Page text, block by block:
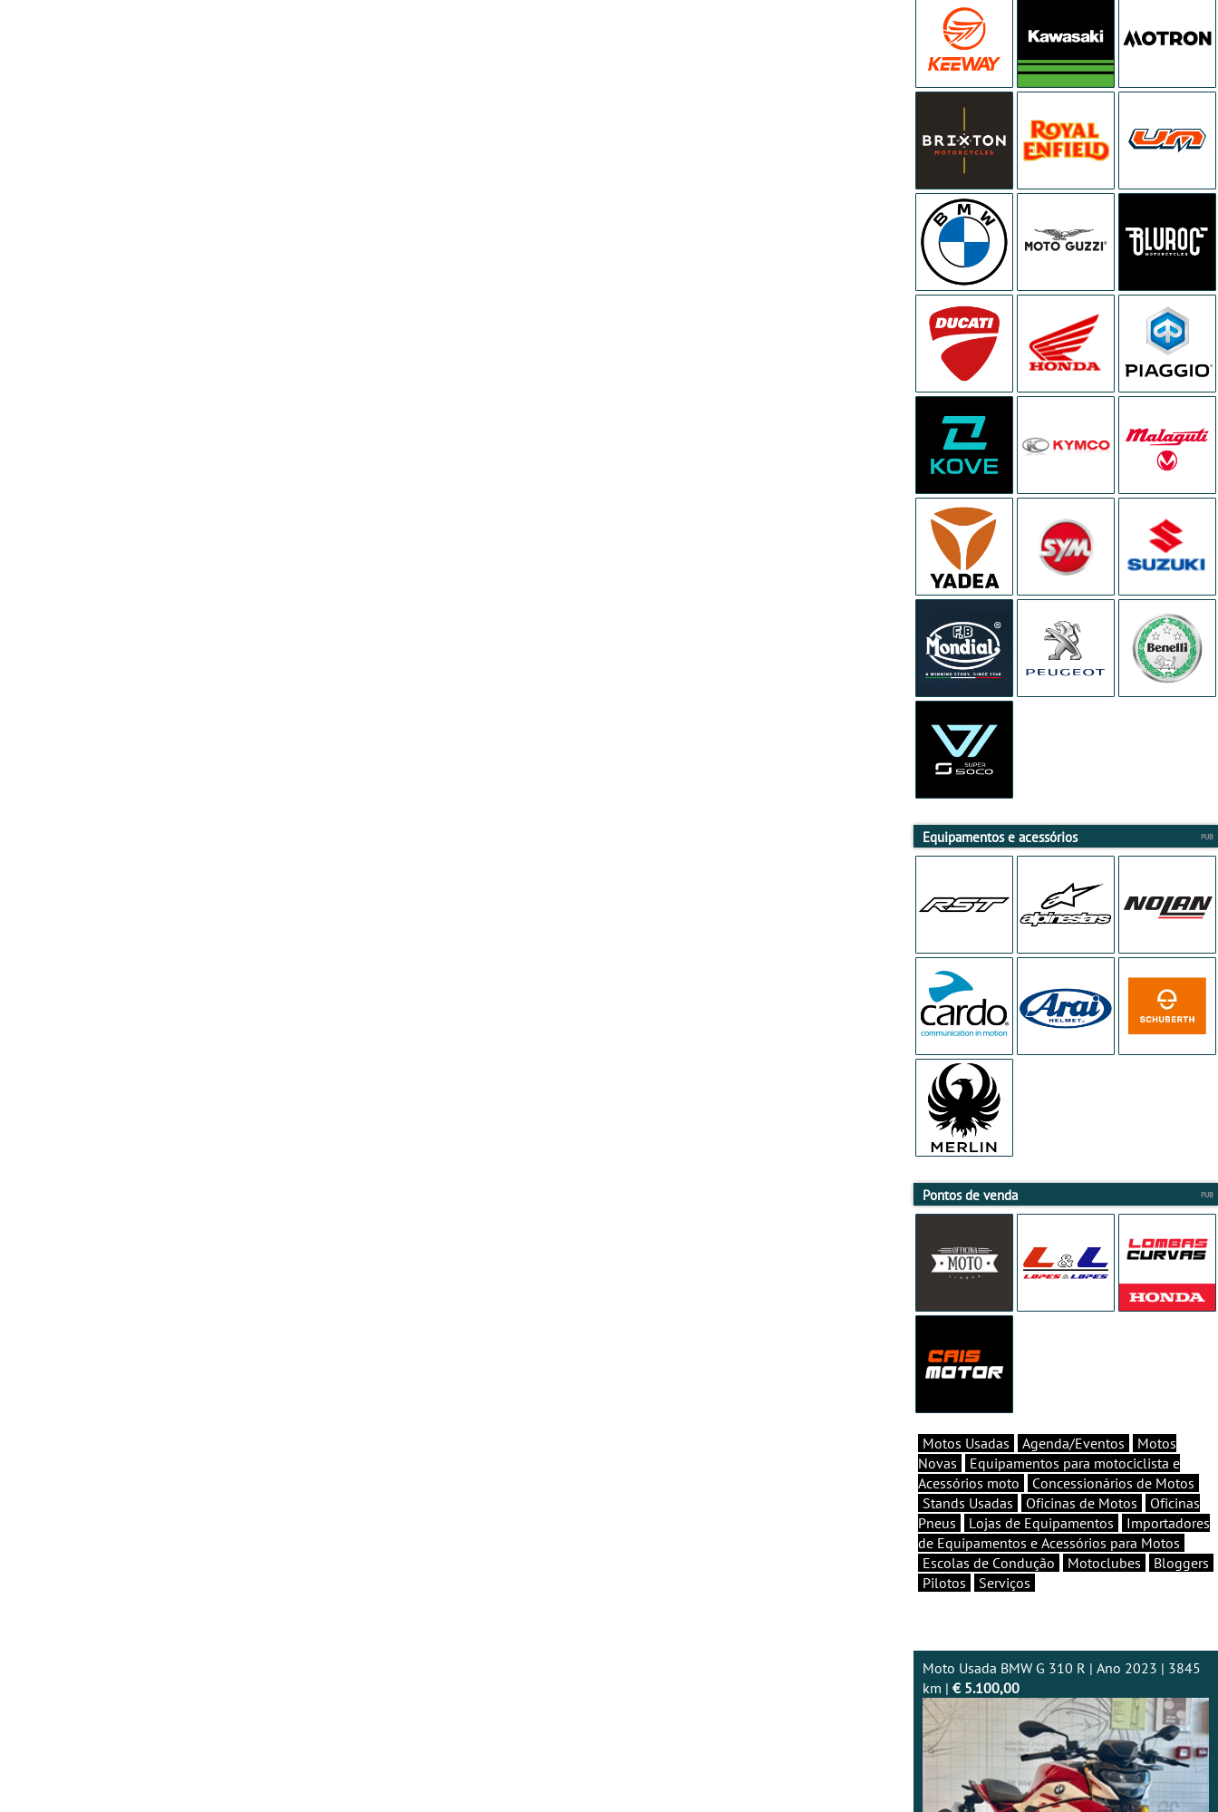
Equipamentos e acessórios
Pontos de venda
Motos Usadas Agenda/Eventos
Motos
Novas
Equipamentos para motociclista e
Acessórios moto
Concessionários de Motos
Stands Usadas
Oficinas de Motos
Oficinas
Pneus
Lojas de Equipamentos
Importadores
de Equipamentos e Acessórios para Motos
Escolas de Condução
Motoclubes
Bloggers
Pilotos
Serviços
Moto Usada BMW G 310 R | Ano 2023 | 3845
km | € 5.100,00